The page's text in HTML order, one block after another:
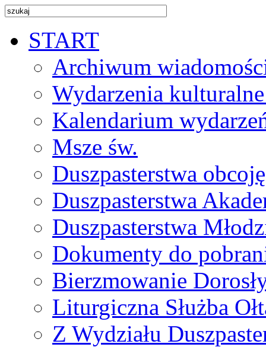
START
Archiwum
Wydarzenia
Kalendarium
Msze św.
Duszpasterstwa
Duszpasterstwa
Duszpasterstwa
Dokumenty do
Bierzmowanie
Liturgiczna Służba
Z Wydziału